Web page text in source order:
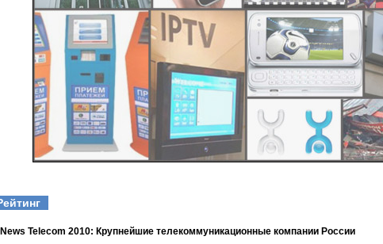
Telecom 2010: Крупнейшие телекоммуникационные компании России